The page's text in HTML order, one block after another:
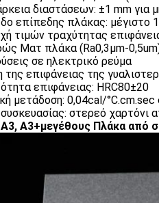
διαστάσεων: ±1 mm για
επίπεδης πλάκας: μέγιστο
τιμών τραχύτητας
Ματ πλάκα (Ra0,3μm-
σε ηλεκτρικό ρεύμα
της επιφάνειας της
επιφάνειας: HRC80±20
μετάδοση: 0,04cal/°C.cm.sec
στερεό χαρτόνι
Α3+μεγέθους Πλάκα από